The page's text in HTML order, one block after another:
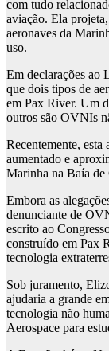
com tudo
aviação. Ela
aeronaves da
uso.
Em declarações ao
que dois tipos de
em Pax River. Um
outros são OVNIs
Recentemente, esta
aumentado e
Marinha na Baía de
Embora as
denunciante de
escrito ao
construído em Pax
tecnologia
Sob juramento,
ajudaria a grande
tecnologia não
Aerospace para